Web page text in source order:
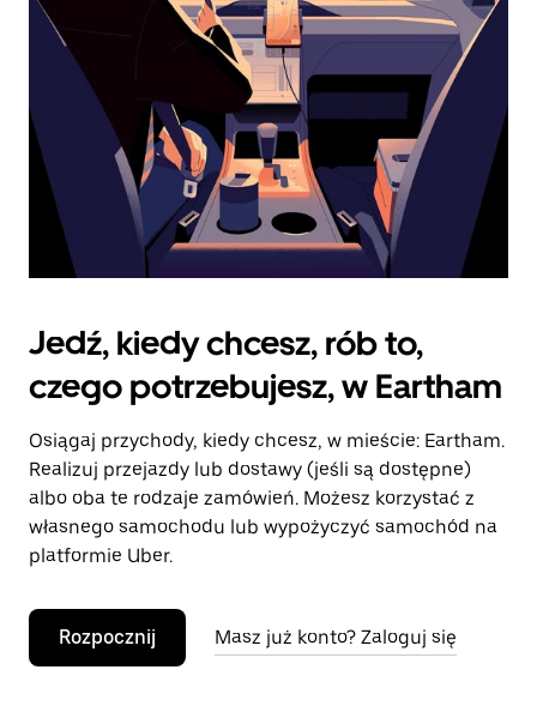
kalendarz.
Jedź, kiedy chcesz, rób to,
czego potrzebujesz, w Eartham
Osiągaj przychody, kiedy chcesz, w mieście: Eartham.
Realizuj przejazdy lub dostawy (jeśli są dostępne)
albo oba te rodzaje zamówień. Możesz korzystać z
własnego samochodu lub wypożyczyć samochód na
platformie Uber.
Rozpocznij Masz już konto? Zaloguj się